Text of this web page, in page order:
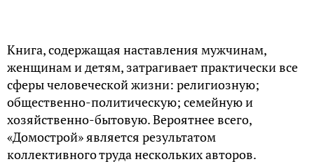
Книга, содержащая наставления мужчинам,
женщинам и детям, затрагивает практически все
сферы человеческой жизни: религиозную;
общественно-политическую; семейную и
хозяйственно-бытовую. Вероятнее всего,
«Домострой» является результатом
коллективного труда нескольких авторов.